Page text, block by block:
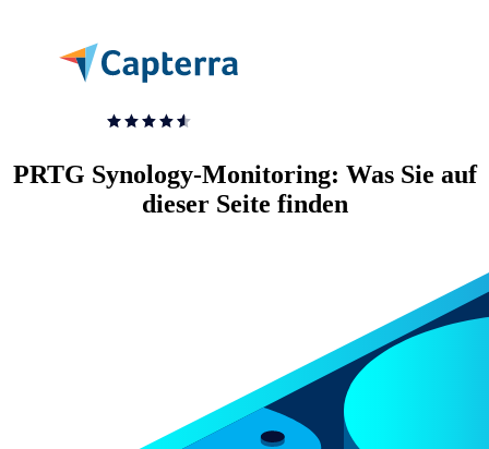
PRTG Synology-Monitoring: Was Sie auf
dieser Seite finden